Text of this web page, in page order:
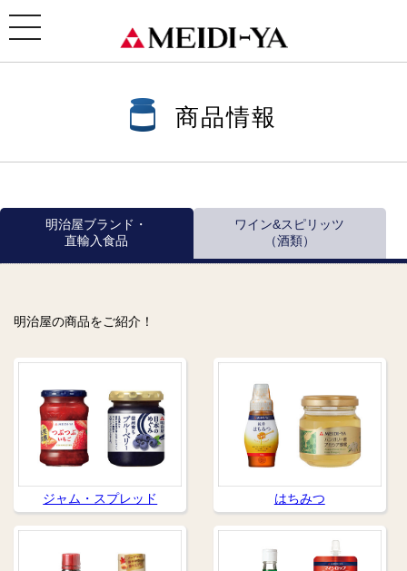
toggle
navigation
ヨン
商品情報
明治屋ブランド・
直輸入食品
ワイン&スピリッツ
（酒類）
明治屋の商品をご紹介！
ジャム・スプレッド はちみつ